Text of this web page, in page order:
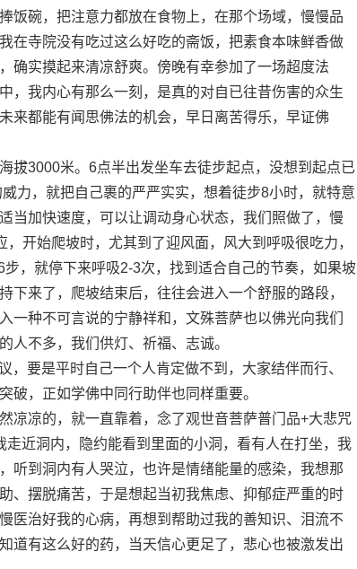
饭碗，把注意力都放在食物上，在那个场域，慢慢品
在寺院没有吃过这么好吃的斋饭，把素食本味鲜香做
确实摸起来清凉舒爽。傍晚有幸参加了一场超度法
，我内心有那么一刻，是真的对自已往昔伤害的众生
来都能有闻思佛法的机会，早日离苦得乐，早证佛
拔3000米。6点半出发坐车去徒步起点，没想到起点已
力，就把自己裹的严严实实，想着徒步8小时，就特意
当加快速度，可以让调动身心状态，我们照做了，慢
开始爬坡时，尤其到了迎风面，风大到呼吸很吃力，
，就停下来呼吸2-3次，找到适合自己的节奏，如果坡
来了，爬坡结束后，往往会进入一个舒服的路段，
种不可言说的宁静祥和，文殊菩萨也以佛光向我们
人不多，我们供灯、祈福、志诚。
要是平时自己一个人肯定做不到，大家结伴而行、
破，正如学佛中同行助伴也同样重要。
凉凉的，就一直靠着，念了观世音菩萨普门品+大悲咒
近洞内，隐约能看到里面的小洞，看有人在打坐，我
听到洞内有人哭泣，也许是情绪能量的感染，我想那
、摆脱痛苦，于是想起当初我焦虑、抑郁症严重的时
医治好我的心病，再想到帮助过我的善知识、泪流不
道有这么好的药，当天信心更足了，悲心也被激发出